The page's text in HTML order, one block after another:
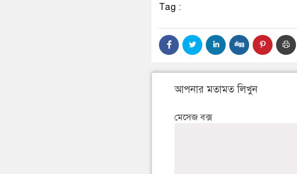
Tag :
আপনার মতামত লিখুন
মেসেজ বক্স